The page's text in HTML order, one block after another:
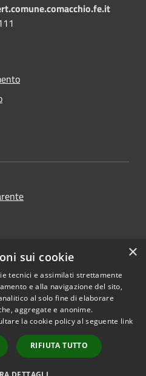
Copyright © 2026 • Città di
Comacchio • Powered by
Municipium•
Accesso
redazione
×
sui cookie
tecnici e assimilati strettamente
e alla navigazione del sito,
al solo fine di elaborare
aggregate e anonime.
la cookie policy al seguente link
RIFIUTA TUTTO